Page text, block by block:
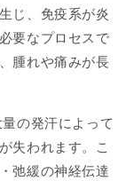
じ、免疫系が炎
要なプロセスで
腫れや痛みが長
量の発汗によって
失われます。こ
弛緩の神経伝達